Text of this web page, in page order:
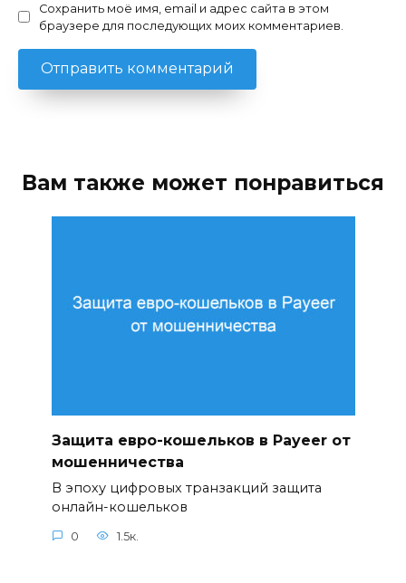
Сохранить моё имя, email и адрес сайта в этом
браузере для последующих моих комментариев.
Вам также может понравиться
Защита евро-кошельков в Payeer от
мошенничества
В эпоху цифровых транзакций защита
онлайн-кошельков
0 1.5к.